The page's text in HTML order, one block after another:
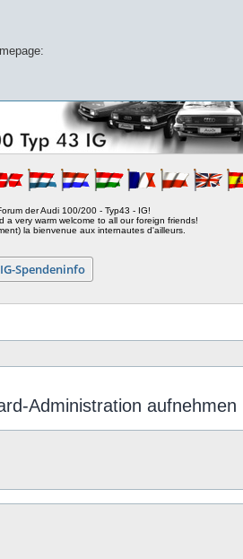
der Audi 100/200 - Typ43 - IG!
a very warm welcome to all our foreign friends!
la bienvenue aux internautes d'ailleurs.
IG-Spendeninfo
Administration aufnehmen